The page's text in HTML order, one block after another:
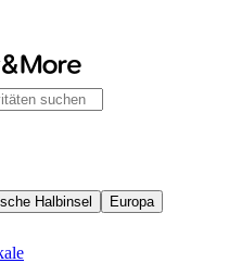
Halbinsel Europa